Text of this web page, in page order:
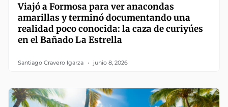
Viajó a Formosa para ver anacondas
amarillas y terminó documentando una
realidad poco conocida: la caza de curiyúes
en el Bañado La Estrella
Santiago Cravero Igarza junio 8, 2026